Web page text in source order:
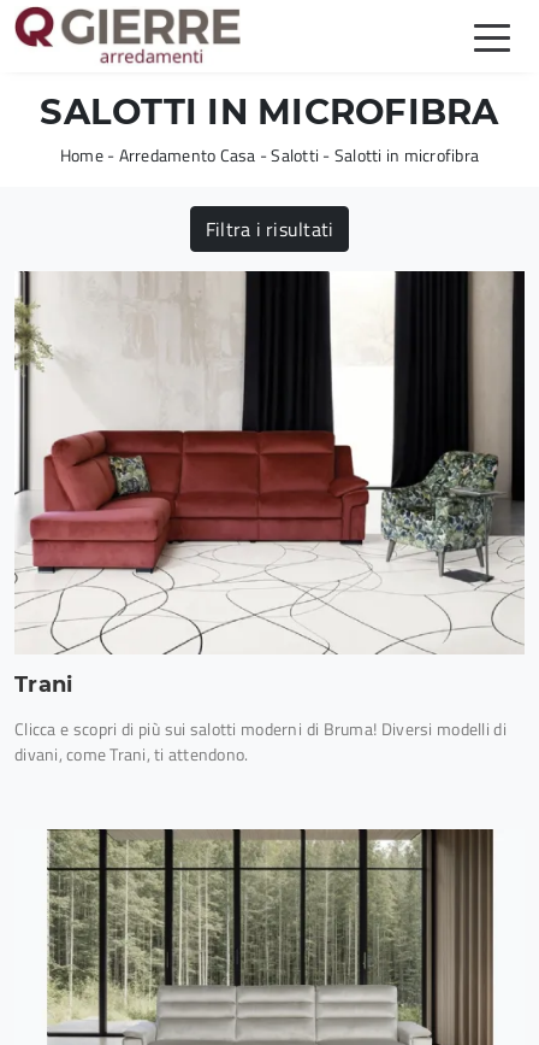
SALOTTI IN MICROFIBRA
Home-Arredamento Casa -Salotti -Salotti in microfibra
Filtra i risultati
Trani
Clicca e scopri di più sui salotti moderni di Bruma! Diversi modelli di
divani, come Trani, ti attendono.